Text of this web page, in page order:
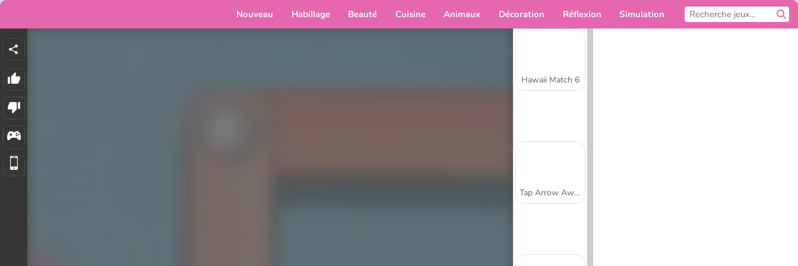
Nouveau Habillage Beauté Cuisine Animaux Décoration Réflexion Simulation
Hawaii Match 6
Tap Arrow Away